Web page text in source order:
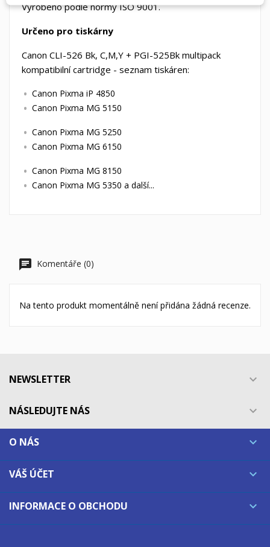
Vyrobeno podle normy ISO 9001.
Určeno pro tiskárny
Canon CLI-526 Bk, C,M,Y + PGI-525Bk multipack
kompatibilní cartridge - seznam tiskáren:
Canon Pixma iP 4850
Canon Pixma MG 5150
Canon Pixma MG 5250
Canon Pixma MG 6150
Canon Pixma MG 8150
Canon Pixma MG 5350 a další...
Komentáře (0)
Na tento produkt momentálně není přidána žádná recenze.
NEWSLETTER 
NÁSLEDUJTE NÁS 
O NÁS 
VÁŠ ÚČET 
INFORMACE O OBCHODU 